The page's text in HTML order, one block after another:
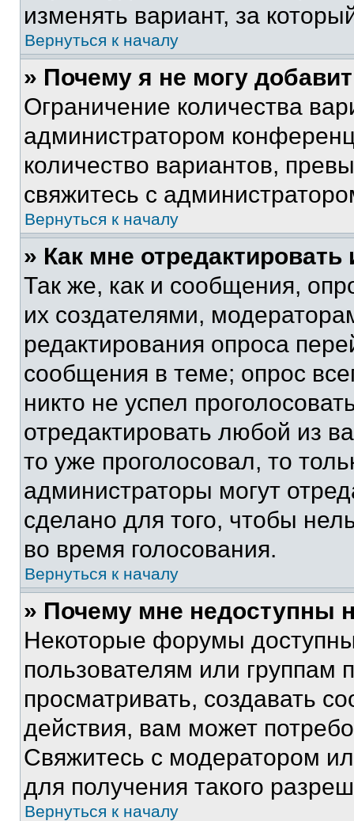
изменять вариант, за
Вернуться к началу
» Почему я не могу
Ограничение количества
администратором
количество вариантов,
свяжитесь с
Вернуться к началу
» Как мне
Так же, как и сообщения,
их создателями,
редактирования опроса
сообщения в теме; опрос
никто не успел
отредактировать любой из
то уже проголосовал, то
администраторы могут
сделано для того, чтобы
во время голосования.
Вернуться к началу
» Почему мне недоступны
Некоторые форумы
пользователям или группам
просматривать, создавать
действия, вам может
Свяжитесь с модератором
для получения такого
Вернуться к началу